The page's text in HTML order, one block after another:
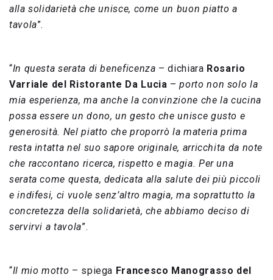
alla solidarietà che unisce, come un buon piatto a
tavola”.
“In questa serata di beneficenza – dichiara Rosario
Varriale del Ristorante Da Lucia –porto non solo la
mia esperienza, ma anche la convinzione che la cucina
possa essere un dono, un gesto che unisce gusto e
generosità. Nel piatto che proporrò la materia prima
resta intatta nel suo sapore originale, arricchita da note
che raccontano ricerca, rispetto e magia. Per una
serata come questa, dedicata alla salute dei più piccoli
e indifesi, ci vuole senz’altro magia, ma soprattutto la
concretezza della solidarietà, che abbiamo deciso di
servirvi a tavola”.
“Il mio motto – spiega Francesco Manograsso del